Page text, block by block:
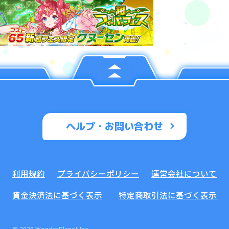
ヘルプ・お問い合わせ
利用規約 プライバシーポリシー
運営会社について
資金決済法に基づく表示
特定商取引法に基づく表示